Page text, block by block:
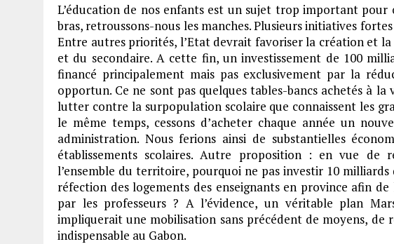
L’éducation de nos enfants est un sujet trop important pour
bras, retroussons-nous les manches. Plusieurs initiatives
Entre autres priorités, l’Etat devrait favoriser la création et
et du secondaire. A cette fin, un investissement de 100
financé principalement mais pas exclusivement par la
opportun. Ce ne sont pas quelques tables-bancs achetés à
lutter contre la surpopulation scolaire que connaissent les
le même temps, cessons d’acheter chaque année un
administration. Nous ferions ainsi de substantielles
établissements scolaires. Autre proposition : en vue de
l’ensemble du territoire, pourquoi ne pas investir 10 milliards
réfection des logements des enseignants en province afin
par les professeurs ? A l’évidence, un véritable plan
impliquerait une mobilisation sans précédent de moyens, de
indispensable au Gabon.